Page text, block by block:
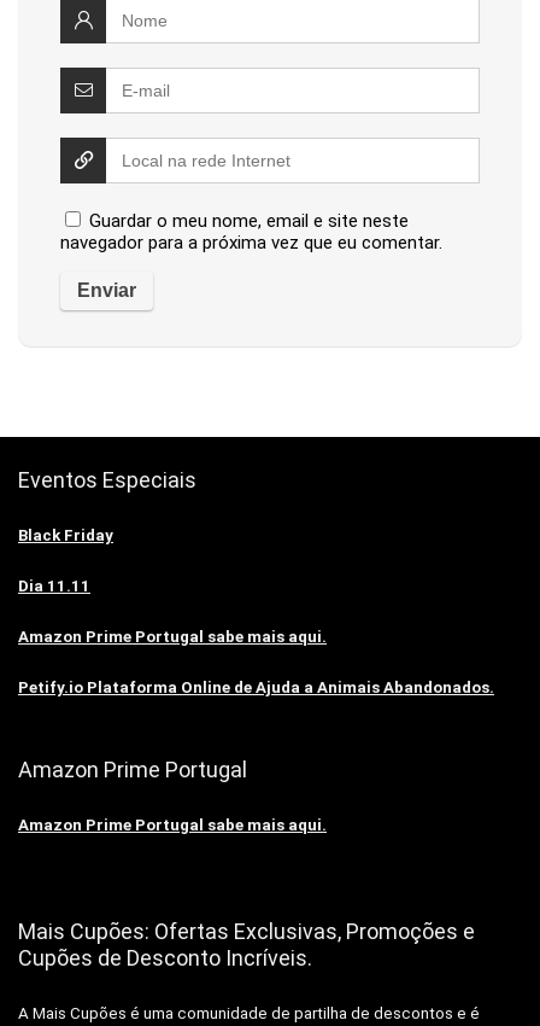
Guardar o meu nome, email e site neste
navegador para a próxima vez que eu comentar.
Eventos Especiais
Black Friday
Dia 11.11
Amazon Prime Portugal sabe mais aqui.
Petify.io Plataforma Online de Ajuda a Animais Abandonados.
Amazon Prime Portugal
Amazon Prime Portugal sabe mais aqui.
Mais Cupões: Ofertas Exclusivas, Promoções e
Cupões de Desconto Incríveis.
A Mais Cupões é uma comunidade de partilha de descontos e é